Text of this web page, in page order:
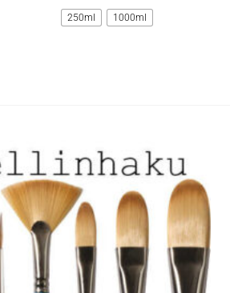
tuotteella
on
250ml 1000ml